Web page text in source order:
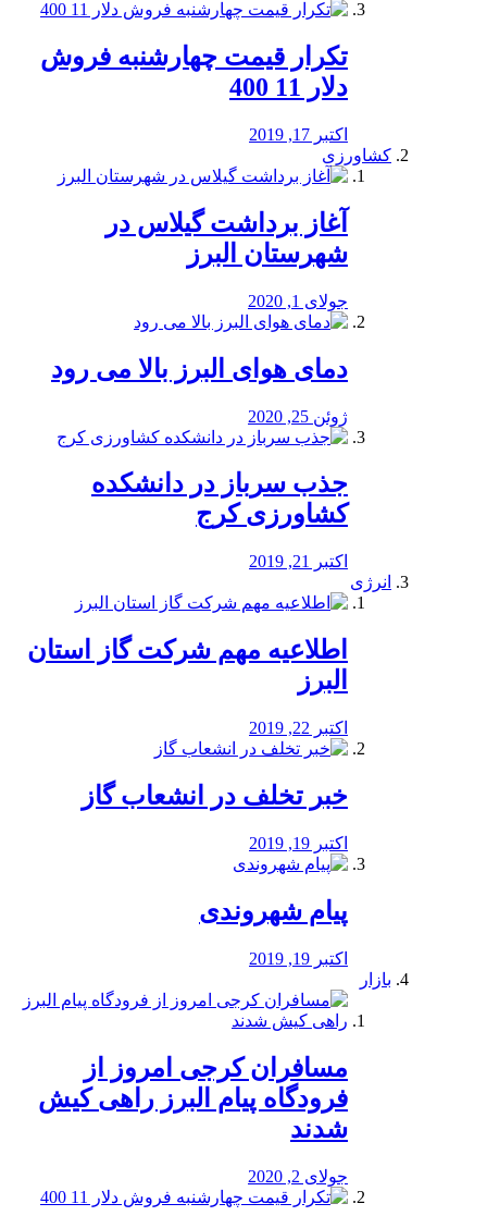
تکرار قیمت چهارشنبه فروش
دلار 11 400
اکتبر 17, 2019
کشاورزی
آغاز برداشت گیلاس در
شهرستان البرز
جولای 1, 2020
دمای هوای البرز بالا می رود
ژوئن 25, 2020
جذب سرباز در دانشکده
کشاورزی کرج
اکتبر 21, 2019
انرژی
️اطلاعیه مهم شرکت گاز استان
البرز
اکتبر 22, 2019
خبر تخلف در انشعاب گاز
اکتبر 19, 2019
پیام شهروندی
اکتبر 19, 2019
بازار
مسافران کرجی امروز از
فرودگاه پیام البرز راهی کیش
شدند
جولای 2, 2020